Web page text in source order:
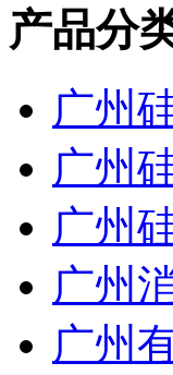
产品分
广州
广州
广州
广州
广州